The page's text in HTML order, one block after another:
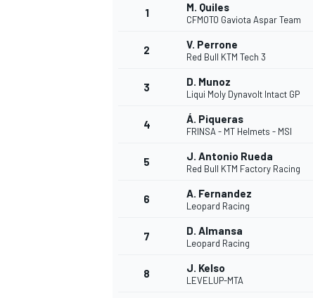
1 M. Quiles
CFMOTO Gaviota Aspar Team
2 V. Perrone
Red Bull KTM Tech 3
3 D. Munoz
Liqui Moly Dynavolt Intact GP
4 Á. Piqueras
FRINSA - MT Helmets - MSI
5 J. Antonio Rueda
Red Bull KTM Factory Racing
6 A. Fernandez
Leopard Racing
7 D. Almansa
Leopard Racing
8 J. Kelso
LEVELUP-MTA